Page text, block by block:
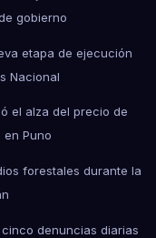
gobierno
etapa de ejecución
Nacional
el alza del precio de
Puno
forestales durante la
denuncias diarias